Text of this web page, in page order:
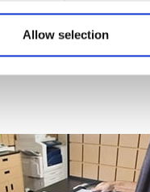
Allow selection
et réacheminement
davantage